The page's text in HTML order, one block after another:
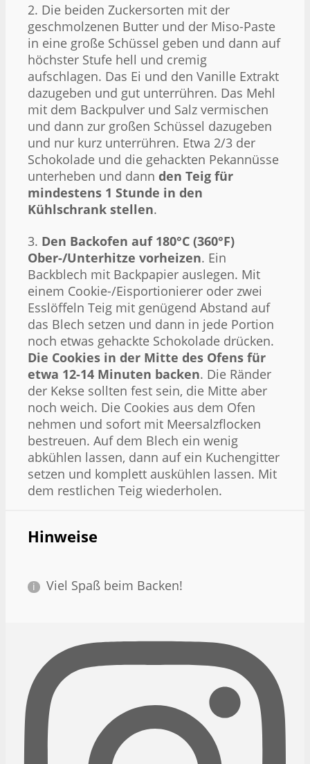
2. Die beiden Zuckersorten mit der
geschmolzenen Butter und der Miso-Paste
in eine große Schüssel geben und dann auf
höchster Stufe hell und cremig
aufschlagen. Das Ei und den Vanille Extrakt
dazugeben und gut unterrühren. Das Mehl
mit dem Backpulver und Salz vermischen
und dann zur großen Schüssel dazugeben
und nur kurz unterrühren. Etwa 2/3 der
Schokolade und die gehackten Pekannüsse
unterheben und dann den Teig für
mindestens 1 Stunde in den
Kühlschrank stellen.
3. Den Backofen auf 180°C (360°F)
Ober-/Unterhitze vorheizen. Ein
Backblech mit Backpapier auslegen. Mit
einem Cookie-/Eisportionierer oder zwei
Esslöffeln Teig mit genügend Abstand auf
das Blech setzen und dann in jede Portion
noch etwas gehackte Schokolade drücken.
Die Cookies in der Mitte des Ofens für
etwa 12-14 Minuten backen. Die Ränder
der Kekse sollten fest sein, die Mitte aber
noch weich. Die Cookies aus dem Ofen
nehmen und sofort mit Meersalzflocken
bestreuen. Auf dem Blech ein wenig
abkühlen lassen, dann auf ein Kuchengitter
setzen und komplett auskühlen lassen. Mit
dem restlichen Teig wiederholen.
Hinweise
Viel Spaß beim Backen!